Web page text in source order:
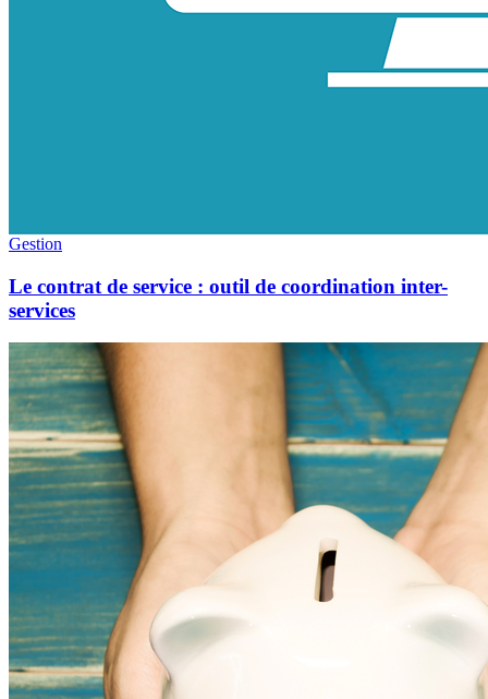
Gestion
Le contrat de service : outil de coordination inter-
services